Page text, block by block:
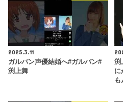
2025.3.11
ガルパン声優結婚へ#ガルパン#
渕上舞
渕
に